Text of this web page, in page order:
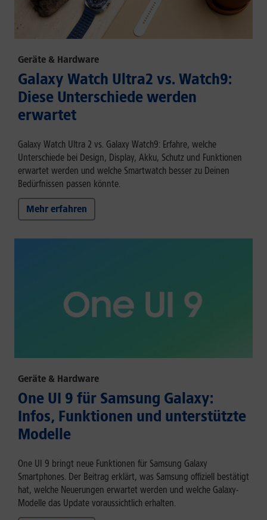
Geräte & Hardware
Galaxy Watch Ultra2 vs. Watch9:
Diese Unterschiede werden
erwartet
Galaxy Watch Ultra 2 vs. Galaxy Watch9: Erfahre, welche
Unterschiede bei Design, Display, Akku, Schutz und Funktionen
erwartet werden und welche Smartwatch besser zu Deinen
Bedürfnissen passen könnte.
Mehr erfahren
Geräte & Hardware
One UI 9 für Samsung Galaxy:
Infos, Funktionen und unterstützte
Modelle
One UI 9 bringt neue Funktionen für Samsung Galaxy
Smartphones. Der Beitrag erklärt, was Samsung offiziell bestätigt
hat, welche Neuerungen erwartet werden und welche Galaxy-
Modelle das Update voraussichtlich erhalten.